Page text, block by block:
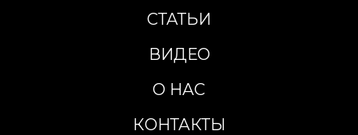
СТАТЬИ
ВИДЕО
О НАС
КОНТАКТЫ